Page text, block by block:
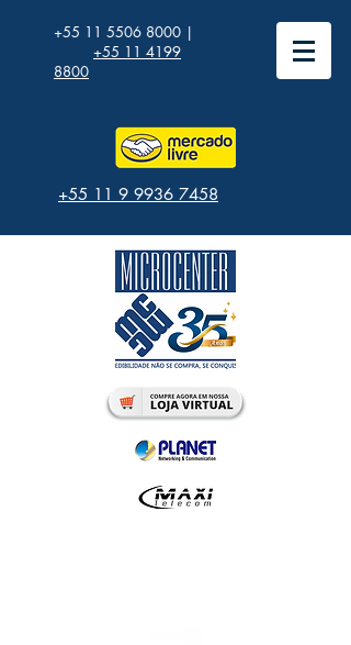
+55 11 5506 8000 |
+55 11 4199
8800
+55 11 9 9936 7458